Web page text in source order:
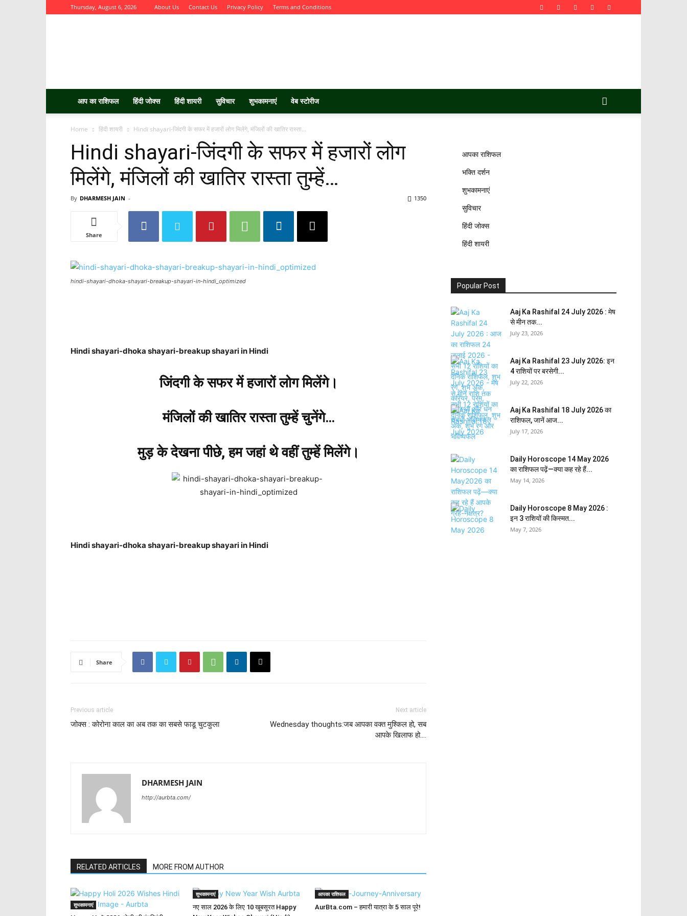
Thursday, August 6, 2026 About Us Contact Us Privacy Policy Terms and Conditions
आप का राशिफल हिंदी जोक्स हिंदी शायरी सुविचार शुभकामनाएं वेब स्टोरीज
Home हिंदी शायरी Hindi shayari-जिंदगी के सफर में हजारों लोग मिलेंगे, मंजिलों की खातिर रास्ता...
Hindi shayari-जिंदगी के सफर में हजारों लोग
मिलेंगे, मंजिलों की खातिर रास्ता तुम्हें…
By DHARMESH JAIN - 1350
Share
hindi-shayari-dhoka-shayari-breakup-shayari-in-hindi_optimized
Hindi shayari-dhoka shayari-breakup shayari in Hindi
जिंदगी के सफर में हजारों लोग मिलेंगे।
मंजिलों की खातिर रास्ता तुम्हें चुनेंगे…
मुड़ के देखना पीछे, हम जहां थे वहीं तुम्हें मिलेंगे।
Hindi shayari-dhoka shayari-breakup shayari in Hindi
Share
Previous article
जोक्स : कोरोना काल का अब तक का सबसे फाडू चुटकुला
Next article
Wednesday thoughts:जब आपका वक्त मुश्किल हो, सब
आपके खिलाफ हो….
DHARMESH JAIN
http://aurbta.com/
RELATED ARTICLES MORE FROM AUTHOR
शुभकामनाएं
शुभकामनाएं
नए साल 2026 के लिए 10 खूबसूरत Happy
आपका राशिफल
AurBta.com – हमारी यात्रा के 5 साल पूरे!
आपका राशिफल
भक्ति दर्शन
शुभकामनाएं
सुविचार
हिंदी जोक्स
हिंदी शायरी
Popular Post
Aaj Ka Rashifal 24 July 2026 : मेष
से मीन तक...
July 23, 2026
Aaj Ka Rashifal 23 July 2026: इन
4 राशियों पर बरसेगी...
July 22, 2026
Aaj Ka Rashifal 18 July 2026 का
राशिफल, जानें आज...
July 17, 2026
Daily Horoscope 14 May 2026
का राशिफल पढ़ें—क्या कह रहे हैं...
May 14, 2026
Daily Horoscope 8 May 2026 :
इन 3 राशियों की किस्मत...
May 7, 2026